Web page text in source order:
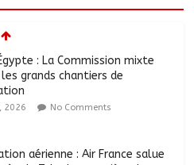
: La Commission mixte
grands chantiers de
2026 No Comments
aérienne : Air France salue